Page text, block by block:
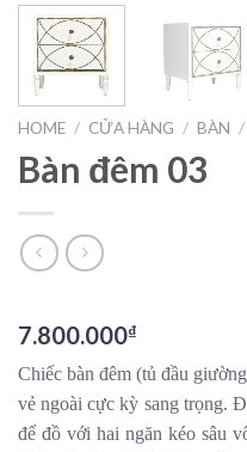
HOME / CỬA HÀNG / BÀN /
Bàn đêm 03
7.800.000₫
Chiếc bàn đêm (tủ đầu
vẻ ngoài cực kỳ sang trọng.
để đồ với hai ngăn kéo sâu